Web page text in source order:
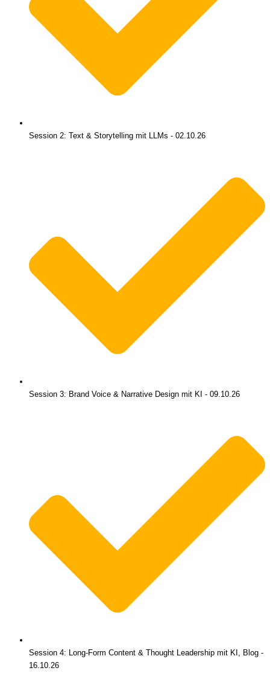
Session 2: Text & Storytelling mit LLMs - 02.10.26
Session 3: Brand Voice & Narrative Design mit KI - 09.10.26
Session 4: Long-Form Content & Thought Leadership mit KI, Blog -
16.10.26